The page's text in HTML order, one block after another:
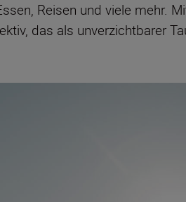
Reisen und viele mehr.
das als unverzichtbarer